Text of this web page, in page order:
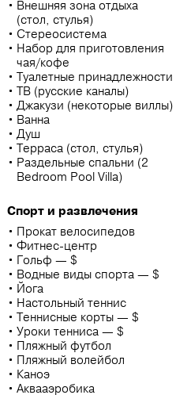
Внешняя зона отдыха
(стол, стулья)
Стереосистема
Набор для приготовления
чая/кофе
Туалетные принадлежности
ТВ (русские каналы)
Джакузи (некоторые виллы)
Ванна
Душ
Терраса (стол, стулья)
Раздельные спальни (2
Bedroom Pool Villa)
Спорт и развлечения
Прокат велосипедов
Фитнес-центр
Гольф — $
Водные виды спорта — $
Йога
Настольный теннис
Теннисные корты — $
Уроки тенниса — $
Пляжный футбол
Пляжный волейбол
Каноэ
Аквааэробика